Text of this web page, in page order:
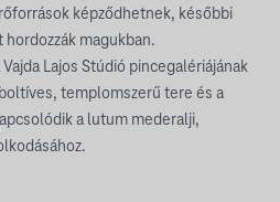
képződhetnek, későbbi
magukban.
Lajos Stúdió pincegalériájának
templomszerű tere és a
a lutum mederalji,